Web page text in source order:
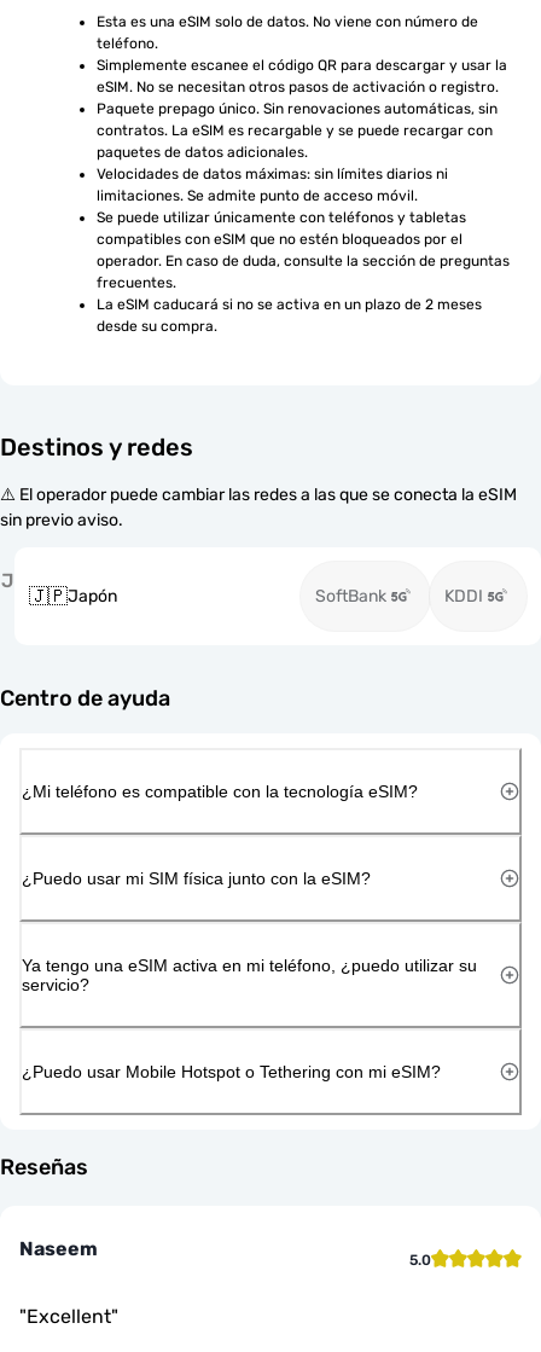
Esta es una eSIM solo de datos. No viene con número de
teléfono.
Simplemente escanee el código QR para descargar y usar la
eSIM. No se necesitan otros pasos de activación o registro.
Paquete prepago único. Sin renovaciones automáticas, sin
contratos. La eSIM es recargable y se puede recargar con
paquetes de datos adicionales.
Velocidades de datos máximas: sin límites diarios ni
limitaciones. Se admite punto de acceso móvil.
Se puede utilizar únicamente con teléfonos y tabletas
compatibles con eSIM que no estén bloqueados por el
operador. En caso de duda, consulte la sección de preguntas
frecuentes.
La eSIM caducará si no se activa en un plazo de 2 meses
desde su compra.
Destinos y redes
⚠️ El operador puede cambiar las redes a las que se conecta la eSIM
sin previo aviso.
J
🇯🇵Japón SoftBank KDDI
Centro de ayuda
¿Mi teléfono es compatible con la tecnología eSIM?
¿Puedo usar mi SIM física junto con la eSIM?
Ya tengo una eSIM activa en mi teléfono, ¿puedo utilizar su
servicio?
¿Puedo usar Mobile Hotspot o Tethering con mi eSIM?
Reseñas
Naseem 5.0
"Excellent"